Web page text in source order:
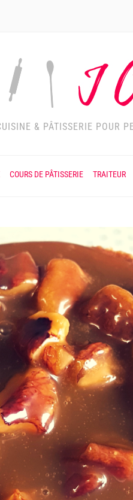
& PÂTISSERIE POUR
COURS DE PÂTISSERIE TRAITEUR